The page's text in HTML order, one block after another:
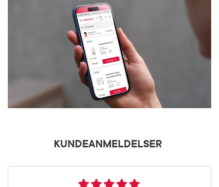
KUNDEANMELDELSER